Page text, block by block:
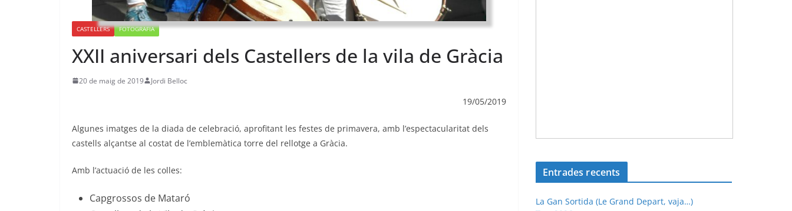
CASTELLERS FOTOGRAFIA
XXII aniversari dels Castellers de la vila de Gràcia
20 de maig de 2019 Jordi Belloc
19/05/2019
Algunes imatges de la diada de celebració, aprofitant les festes de primavera, amb l’espectacularitat dels
castells alçantse al costat de l’emblemàtica torre del rellotge a Gràcia.
Amb l’actuació de les colles:
Capgrossos de Mataró
Entrades recents
La Gan Sortida (Le Grand Depart, vaja…)